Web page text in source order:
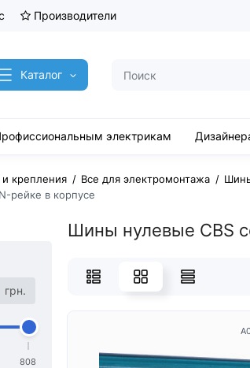
Производители
Каталог
электрикам
крепления Все для электромонтажа
рейке в корпусе
грн.
808
Шины нулевые CBS